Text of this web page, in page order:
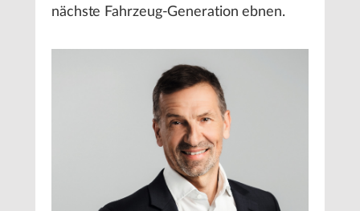
nächste Fahrzeug-Generation ebnen.